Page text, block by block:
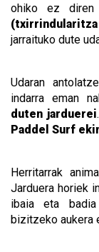
ohiko ez diren
jarraituko dute
Udaran
indarra eman
duten jarduerei
Paddel Surf
Herritarrak
Jarduera horiek
ibaia eta
bizitzeko aukera